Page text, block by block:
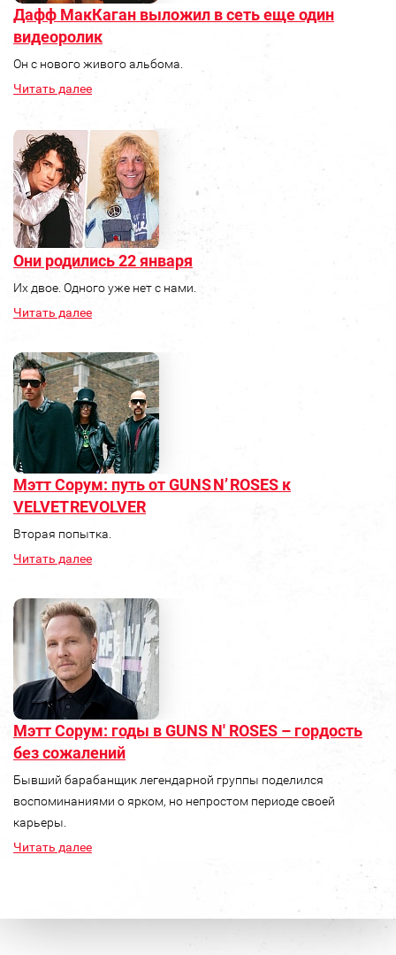
Дафф МакКаган выложил в сеть еще один
видеоролик
Он с нового живого альбома.
Читать далее
Они родились 22 января
Их двое. Одного уже нет с нами.
Читать далее
Мэтт Сорум: путь от GUNS N’ ROSES к
VELVET REVOLVER
Вторая попытка.
Читать далее
Мэтт Сорум: годы в GUNS N' ROSES – гордость
без сожалений
Бывший барабанщик легендарной группы поделился
воспоминаниями о ярком, но непростом периоде своей
карьеры.
Читать далее